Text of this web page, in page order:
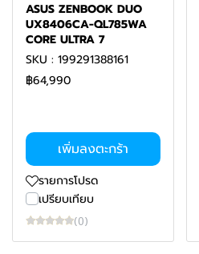
ASUS ZENBOOK DUO
UX8406CA-QL785WA
CORE ULTRA 7
SKU : 199291388161
฿64,990
เพิ่มลงตะกร้า
รายการโปรด
เปรียบเทียบ
(0)